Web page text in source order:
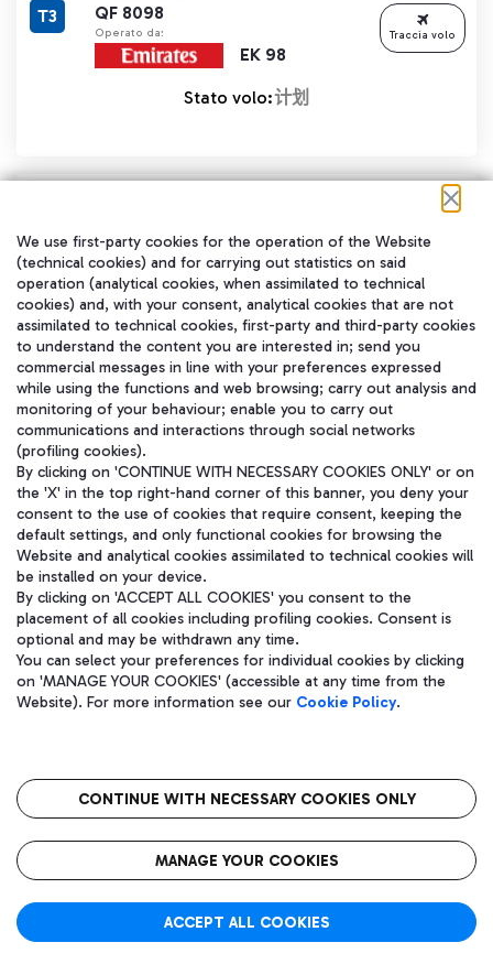
QF 8098
Operato da:
EK 98
T3
Stato volo:计划
Traccia volo
15:45
FI 563
REYKJAVIK (KEF)
T1
Stato volo:计划 Traccia volo
预计时间:
15:45
FR 9117
MARSEILLE (MRS)
Stato volo:计划 Traccia volo
预计时间:
15:45
RHODES (RHO)
Stato volo:计划
预计时间:
RHODES (RHO)
We use first-party cookies for the operation of the Website
(technical cookies) and for carrying out statistics on said
operation (analytical cookies, when assimilated to technical
cookies) and, with your consent, analytical cookies that are not
assimilated to technical cookies, first-party and third-party cookies
to understand the content you are interested in; send you
commercial messages in line with your preferences expressed
while using the functions and web browsing; carry out analysis and
monitoring of your behaviour; enable you to carry out
communications and interactions through social networks
(profiling cookies).
By clicking on 'CONTINUE WITH NECESSARY COOKIES ONLY' or on
the 'X' in the top right-hand corner of this banner, you deny your
consent to the use of cookies that require consent, keeping the
default settings, and only functional cookies for browsing the
Website and analytical cookies assimilated to technical cookies will
be installed on your device.
By clicking on 'ACCEPT ALL COOKIES' you consent to the
placement of all cookies including profiling cookies. Consent is
optional and may be withdrawn any time.
You can select your preferences for individual cookies by clicking
on 'MANAGE YOUR COOKIES' (accessible at any time from the
Website). For more information see our Cookie Policy.
CONTINUE WITH NECESSARY COOKIES ONLY
MANAGE YOUR COOKIES
ACCEPT ALL COOKIES